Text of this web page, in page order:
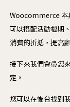
Woocommerce 本
可以搭配活動檔期
消費的折抵，提高
接下來我們會帶您
定。
您可以在後台找到